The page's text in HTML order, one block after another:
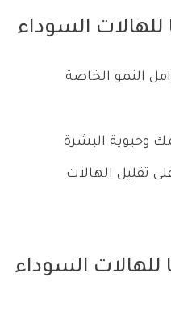
للهالات السوداء
النمو الخاصة
وحيوية البشرة
تقليل الهالات
للهالات السوداء